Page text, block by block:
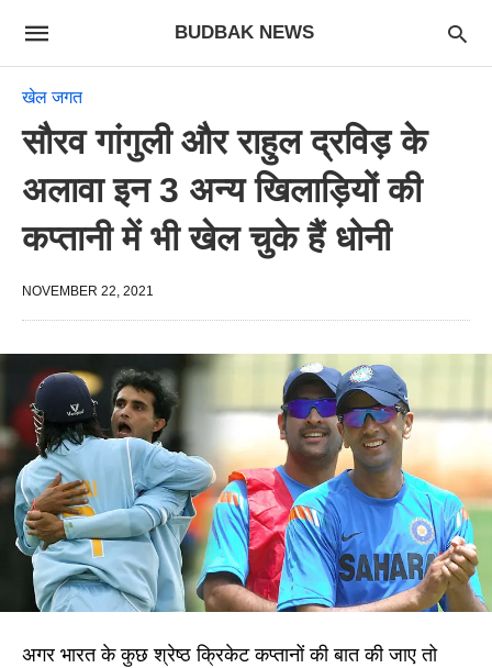
BUDBAK NEWS
खेल जगत
सौरव गांगुली और राहुल द्रविड़ के
अलावा इन 3 अन्य खिलाड़ियों की
कप्तानी में भी खेल चुके हैं धोनी
NOVEMBER 22, 2021
अगर भारत के कुछ श्रेष्ठ क्रिकेट कप्तानों की बात की जाए तो